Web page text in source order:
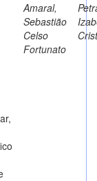
Amaral,
Sebastião
Celso
Fortunato